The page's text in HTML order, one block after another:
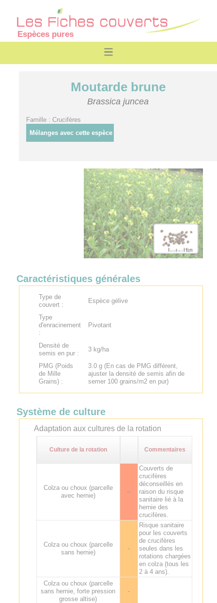
Espèces pures
Moutarde brune
Brassica juncea
Famille : Crucifères
Caractéristiques générales
Type de
couvert :
Espèce gélive
Type
d'enracinement
:
Pivotant
Densité de
semis en pur :
3 kg/ha
PMG (Poids
de Mille
Grains) :
3.0 g (En cas de PMG différent,
ajuster la densité de semis afin de
semer 100 grains/m2 en pur)
Système de culture
Adaptation aux cultures de la rotation
Culture de la rotation Commentaires
Colza ou choux (parcelle
avec hernie)
--
Couverts de
crucifères
déconseillés en
raison du risque
sanitaire lié à la
hernie des
crucifères.
Colza ou choux (parcelle
sans hernie)
-
Risque sanitaire
pour les couverts
de crucifères
seules dans les
rotations chargées
en colza (tous les
2 à 4 ans).
Colza ou choux (parcelle
sans hernie, forte pression
grosse altise)
-